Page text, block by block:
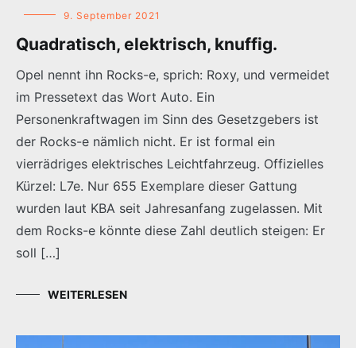
9. September 2021
Quadratisch, elektrisch, knuffig.
Opel nennt ihn Rocks-e, sprich: Roxy, und vermeidet
im Pressetext das Wort Auto. Ein
Personenkraftwagen im Sinn des Gesetzgebers ist
der Rocks-e nämlich nicht. Er ist formal ein
vierrädriges elektrisches Leichtfahrzeug. Offizielles
Kürzel: L7e. Nur 655 Exemplare dieser Gattung
wurden laut KBA seit Jahresanfang zugelassen. Mit
dem Rocks-e könnte diese Zahl deutlich steigen: Er
soll […]
WEITERLESEN